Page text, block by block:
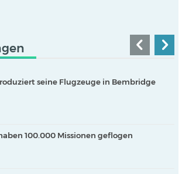
seine Flugzeuge in Bembridge
100.000 Missionen geflogen